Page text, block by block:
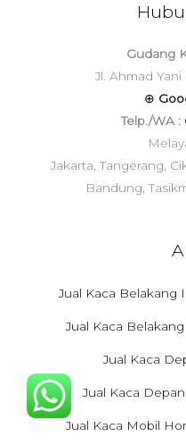
Gudang
Jl. Ahmad
⊕
Telp./WA :
Jakarta, Tangerang,
Bandung,
Jual Kaca Belakang
Jual Kaca
Jual Kaca
Jual Kaca
Jual Kaca Mobil